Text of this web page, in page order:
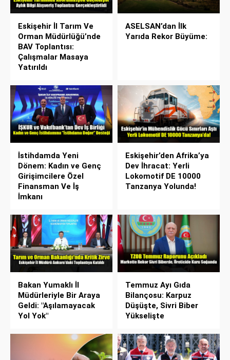
Eskişehir İl Tarım Ve
Orman Müdürlüğü’nde
BAV Toplantısı:
Çalışmalar Masaya
Yatırıldı
ASELSAN’dan İlk
Yarıda Rekor Büyüme:
İstihdamda Yeni
Dönem: Kadın ve Genç
Girişimcilere Özel
Finansman Ve İş
İmkanı
Eskişehir’den Afrika’ya
Dev İhracat: Yerli
Lokomotif DE 10000
Tanzanya Yolunda!
Bakan Yumaklı İl
Müdürleriyle Bir Araya
Geldi: "Aşılamayacak
Yol Yok"
Temmuz Ayı Gıda
Bilançosu: Karpuz
Düşüşte, Sivri Biber
Yükselişte